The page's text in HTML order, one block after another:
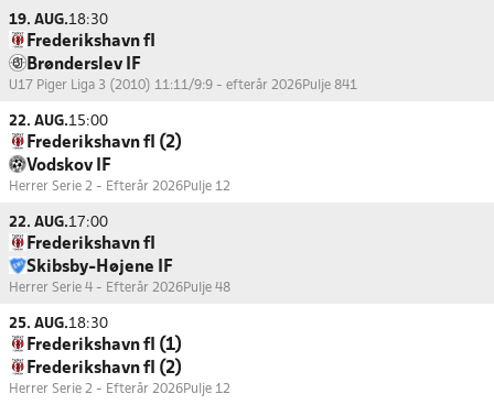
19. AUG.18:30
Frederikshavn fI
Brønderslev IF
U17 Piger Liga 3 (2010) 11:11/9:9 - efterår 2026Pulje 841
22. AUG.15:00
Frederikshavn fI (2)
Vodskov IF
Herrer Serie 2 - Efterår 2026Pulje 12
22. AUG.17:00
Frederikshavn fI
Skibsby-Højene IF
Herrer Serie 4 - Efterår 2026Pulje 48
25. AUG.18:30
Frederikshavn fI (1)
Frederikshavn fI (2)
Herrer Serie 2 - Efterår 2026Pulje 12